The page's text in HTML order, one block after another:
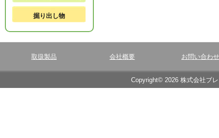
掘り出し物
取扱製品 会社概要 お問い合わせ
Copyright© 2026 株式会社ブ